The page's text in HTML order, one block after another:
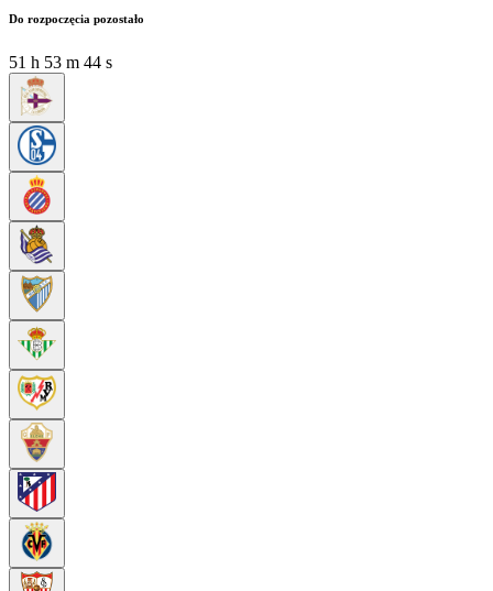
Do rozpoczęcia pozostało
51 h 53 m 42 s